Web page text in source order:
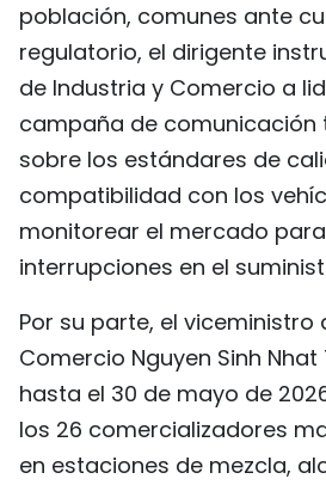
población, comunes ante
regulatorio, el dirigente
de Industria y Comercio a
campaña de comunicación
sobre los estándares de
compatibilidad con los
monitorear el mercado
interrupciones en el
Por su parte, el viceministro
Comercio Nguyen Sinh
hasta el 30 de mayo de
los 26 comercializadores
en estaciones de mezcla,